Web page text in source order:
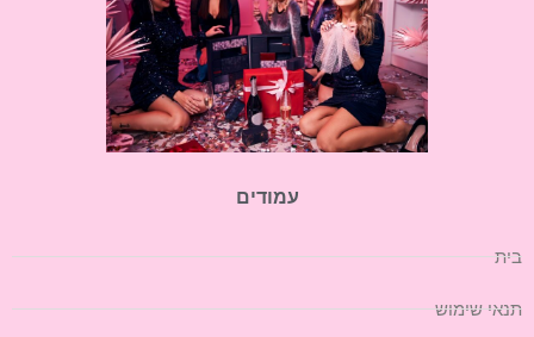
עמודים
בית
תנאי שימוש